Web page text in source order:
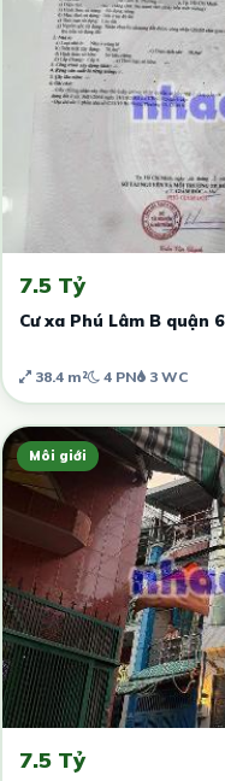
7.5 Tỷ
Cư xa Phú Lâm B quận 6
38.4 m² 4 PN 3 WC
Môi giới
7.5 Tỷ